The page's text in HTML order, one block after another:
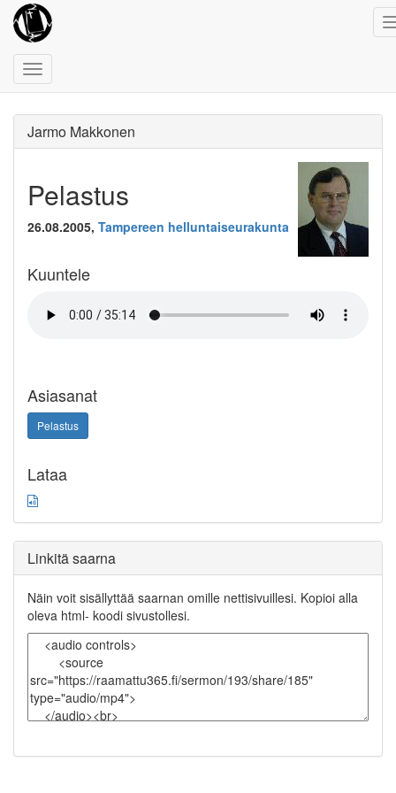
Toggle
navigation
Jarmo Makkonen
Pelastus
26.08.2005, Tampereen helluntaiseurakunta
Kuuntele
Asiasanat
Pelastus
Lataa
Linkitä saarna
Näin voit sisällyttää saarnan omille nettisivuillesi. Kopioi alla
oleva html- koodi sivustollesi.